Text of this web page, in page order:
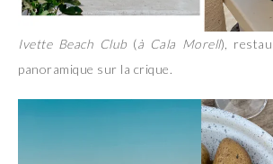
Ivette Beach Club (à Cala Morell),
panoramique sur la crique.